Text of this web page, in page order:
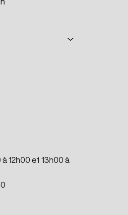
12h00 et 13h00 à